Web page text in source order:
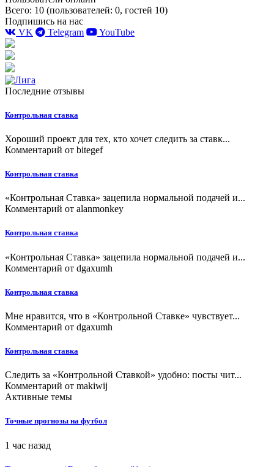
Всего: 10 (пользователей: 0, гостей 10)
Подпишись на нас
VK
Telegram YouTube
Последние отзывы
Контрольная ставка
Хороший проект для тех, кто хочет следить за ставк...
Комментарий от bitegef
Контрольная ставка
«Контрольная Ставка» зацепила нормальной подачей и...
Комментарий от alanmonkey
Контрольная ставка
«Контрольная Ставка» зацепила нормальной подачей и...
Комментарий от dgaxumh
Контрольная ставка
Мне нравится, что в «Контрольной Ставке» чувствует...
Комментарий от dgaxumh
Контрольная ставка
Следить за «Контрольной Ставкой» удобно: посты чит...
Комментарий от makiwij
Активные темы
Точные прогнозы на футбол
1 час назад